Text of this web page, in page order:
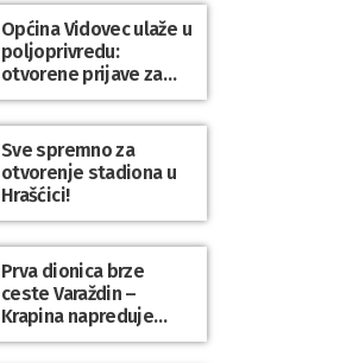
Općina Vidovec ulaže u
poljoprivredu:
otvorene prijave za
općinske potpore
Sve spremno za
otvorenje stadiona u
Hrašćici!
Prva dionica brze
ceste Varaždin –
Krapina napreduje
prema planu